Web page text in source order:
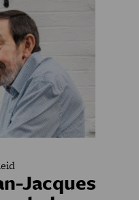
Jacques